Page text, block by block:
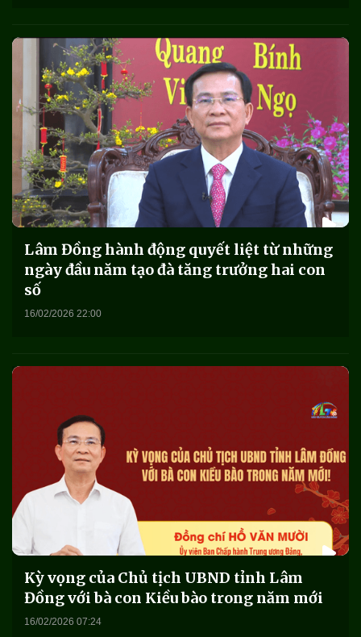
Lâm Đồng hành động quyết liệt từ những
ngày đầu năm tạo đà tăng trưởng hai con
số
16/02/2026 22:00
Kỳ vọng của Chủ tịch UBND tỉnh Lâm
Đồng với bà con Kiều bào trong năm mới
16/02/2026 07:24